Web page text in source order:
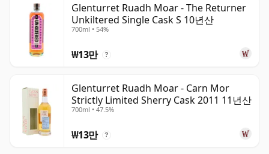
Glenturret Ruadh Moar - The Returner
Unkiltered Single Cask S 10년산
700ml • 54%
₩13만 ?
Glenturret Ruadh Moar - Carn Mor
Strictly Limited Sherry Cask 2011 11년산
700ml • 47.5%
₩13만 ?